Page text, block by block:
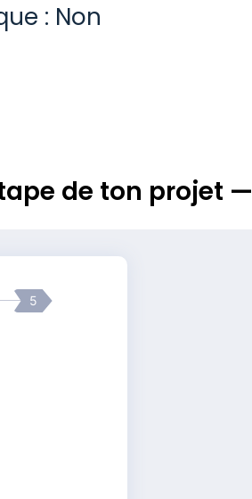
: Non
de ton projet —